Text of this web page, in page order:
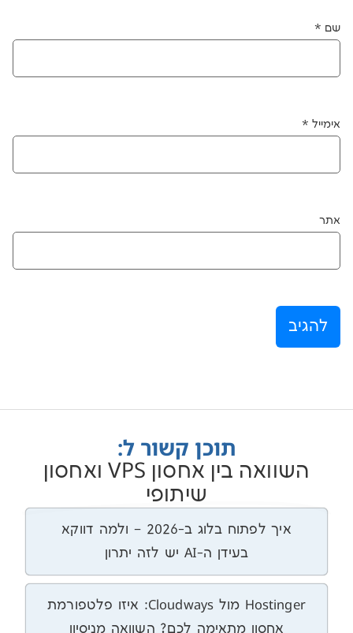
תוכן קשור ל:
השוואה בין אחסון VPS ואחסון
איך לפתוח בלוג ב-2026 – ולמה דווקא
Hostinger מול Cloudways: איזו פלטפורמת
מתאימה לכם? השוואה מניסיון